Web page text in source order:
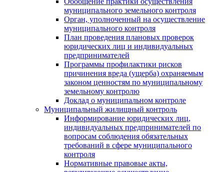
муниципального земельного контроля
Орган, уполноченный на осуществление
муниципального контроля
План проведения плановых проверок
юридических лиц и индивидуальных
предпринимателей
Программы профилактики рисков
причинения вреда (ущерба) охраняемым
законом ценностям по муниципальному
земельному контролю
Доклад о муниципальном контроле
Муниципальный жилищный контроль
Информирование юридических лиц,
индивидуальных предпринимателей по
вопросам соблюдения обязательных
требований в сфере муниципального
контроля
Нормативные правовые акты,